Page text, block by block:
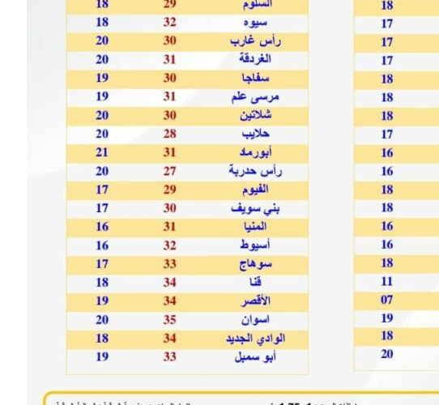
مقعد شاغر على مائدة الإفطار.. يحيى
حسين عبدالهادي فارس مقاومة
الخصخصة الذي دافع عن المال العام
(بروفايل)
21 فبراير، 2026
مصر
رحيله.. د. نور فرحات فقيه
دافع عن قضايا الوطن وانحاز